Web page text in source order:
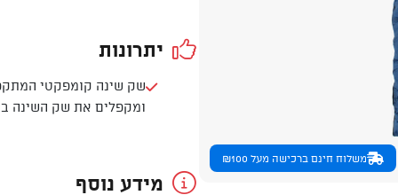
משלוח חינם ברכישה מעל ₪100
יתרונות
שק שינה קומפקטי
ומקפלים את שק השינה
מידע נוסף